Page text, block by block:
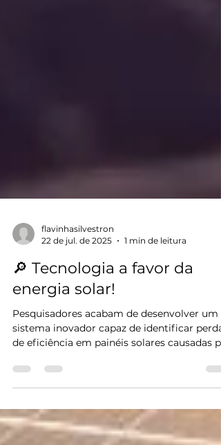
flavinhasilvestron
🔎 Tecnologia a favor da
energia solar!
Pesquisadores acabam de desenvolver um
sistema inovador capaz de identificar
sujeira...